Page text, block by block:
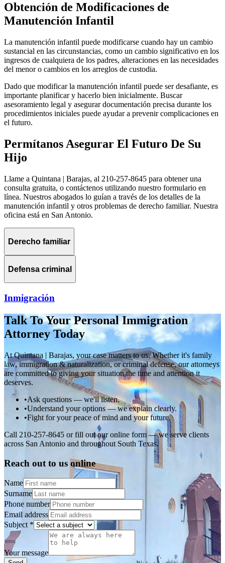
Obtención de Modificaciones de
Manutención Infantil
La manutención infantil puede modificarse cuando hay un cambio
sustancial en las circunstancias, como un cambio significativo en los
ingresos de cualquiera de los padres, alteraciones en las necesidades
del menor o cambios en los arreglos de custodia.
Dado que modificar la manutención infantil puede ser desafiante, es
importante planificar y hacerlo bien inicialmente. Buscar
asesoramiento legal y asegurar documentación precisa durante los
procedimientos iniciales puede ayudar a prevenir complicaciones en
el futuro.
Permítanos Asegurar El Futuro De Su
Hijo
Llame a Quintana | Barajas, al 210-257-8645 para obtener una
consulta gratuita, o contáctenos utilizando nuestro formulario en
línea. Nuestros abogados lo guían a través de los detalles de la
manutención infantil y otros problemas de derecho familiar. Nuestra
oficina está en San Antonio.
Derecho familiar
Defensa criminal
Inmigración
Talk To Your Personal Immigration
Attorney Today
At Quintana | Barajas, your case matters to us. Whether it's family
law, immigration & naturalization, or criminal defense, our attorneys
are committed to giving your situation the time and attention it
deserves.
•Ask questions — we'll listen.
•Understand your options — we explain clearly.
•Fight for your peace of mind and your future.
Call 210-257-8645 or fill out our online form — we serve clients
across San Antonio and throughout South Texas.
Reach out to us online
Name
Surname
Phone number
Email address
Subject*
Your message